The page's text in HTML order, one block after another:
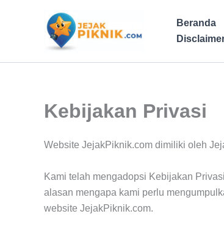
Beranda
Kebijakan Privasi
Website JejakPiknik.com dimiliki oleh
Kami telah mengadopsi Kebijakan
alasan mengapa kami perlu
website JejakPiknik.com.